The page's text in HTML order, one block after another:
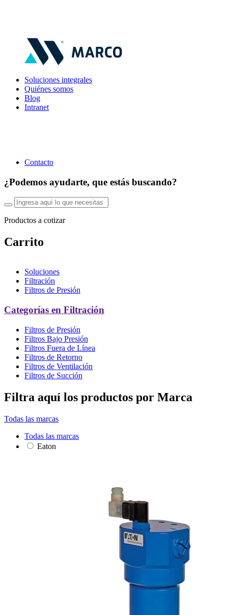
Soluciones integrales
Quiénes somos
Blog
Intranet
Contacto
¿Podemos ayudarte, que estás buscando?
Productos a cotizar
Carrito
Soluciones
Filtración
Filtros de Presión
Categorías en Filtración
Filtros de Presión
Filtros Bajo Presión
Filtros Fuera de Línea
Filtros de Retorno
Filtros de Ventilación
Filtros de Succión
Filtra aquí los productos por Marca
Todas las marcas
Todas las marcas
Eaton